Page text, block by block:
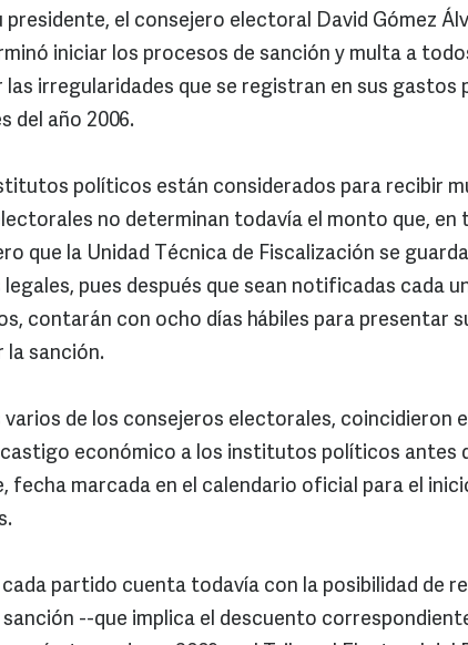
presidente, el consejero electoral David Gómez
iniciar los procesos de sanción y multa a
irregularidades que se registran en sus gastos
del año 2006.
políticos están considerados para recibir
no determinan todavía el monto que, en
que la Unidad Técnica de Fiscalización se
pues después que sean notificadas cada
contarán con ocho días hábiles para presentar
la sanción.
de los consejeros electorales, coincidieron
económico a los institutos políticos antes
fecha marcada en el calendario oficial para el
partido cuenta todavía con la posibilidad de
--que implica el descuento